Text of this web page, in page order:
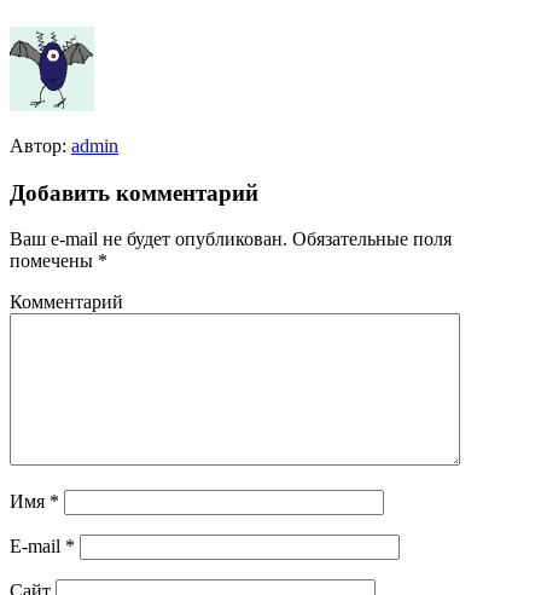
Автор: admin
Добавить комментарий
Ваш e-mail не будет опубликован. Обязательные поля
помечены *
Комментарий
Имя *
E-mail *